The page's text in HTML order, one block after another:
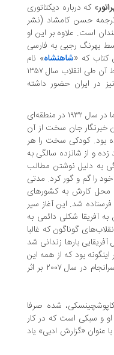
درباره دیکتاتوری
کامشاد (نشر
علاوه بر این او
رجبی به فارسی
«شاهنشاه» نام
دارد و به حکومت محمدرضا پهلوی و سقوط آن طی انقلاب سال ۱۳۵۷
حضور داشته
ریشارد کاپوشچینسکی، لهستانی تبار بود، اما در سال ۱۹۳۲ در منطقه‌ای
جان سخت از آن
کودکی سخت را هر
شانزده سالگی به
نوشتن مطالب
و گور کرد. مدتی
به کشورهای
شد. این آغاز سیر
شکلی دائمی به
که غالبا
بارها زندانی شد
بود که از همه این
صحنه‌های پر خطر جان سالم بدر برده و سرانجام در سال ۲۰۰۷ بر اثر
شده صرفا
است که در کار
«گزارش ادبی» یاد